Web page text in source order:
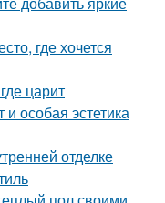
где хочется
царит
особая эстетика
отделке